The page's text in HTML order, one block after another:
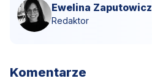
Ewelina Zaputowicz
Redaktor
Komentarze